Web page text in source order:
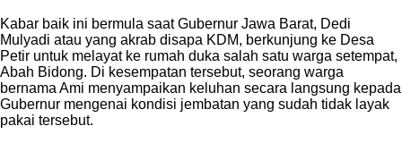
‎Kabar baik ini bermula saat Gubernur Jawa Barat, Dedi
Mulyadi atau yang akrab disapa KDM, berkunjung ke Desa
Petir untuk melayat ke rumah duka salah satu warga setempat,
Abah Bidong. Di kesempatan tersebut, seorang warga
bernama Ami menyampaikan keluhan secara langsung kepada
Gubernur mengenai kondisi jembatan yang sudah tidak layak
pakai tersebut.